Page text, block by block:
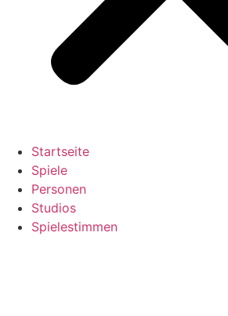
Startseite
Spiele
Personen
Studios
Spielestimmen